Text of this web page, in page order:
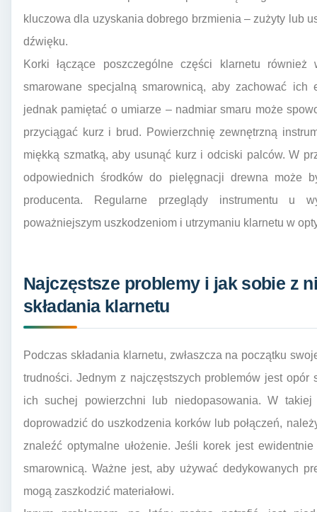
kluczowa dla uzyskania dobrego brzmienia – zużyty lub
dźwięku.
Korki łączące poszczególne części klarnetu
smarowane specjalną smarownicą, aby zachować ich
jednak pamiętać o umiarze – nadmiar smaru może
przyciągać kurz i brud. Powierzchnię zewnętrzną
miękką szmatką, aby usunąć kurz i odciski palców. W
odpowiednich środków do pielęgnacji drewna może
producenta. Regularne przeglądy instrumentu u
poważniejszym uszkodzeniom i utrzymaniu klarnetu w
Najczęstsze problemy i jak sobie z
składania klarnetu
Podczas składania klarnetu, zwłaszcza na początku
trudności. Jednym z najczęstszych problemów jest
ich suchej powierzchni lub niedopasowania. W
doprowadzić do uszkodzenia korków lub połączeń,
znaleźć optymalne ułożenie. Jeśli korek jest
smarownicą. Ważne jest, aby używać dedykowanych
mogą zaszkodzić materiałowi.